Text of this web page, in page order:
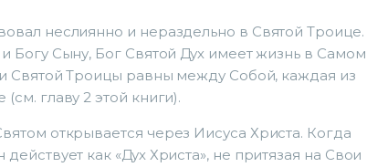
неслиянно и нераздельно в Святой Троице.
Богу Сыну, Бог Святой Дух имеет жизнь в Самом
Святой Троицы равны между Собой, каждая из
главу 2 этой книги).
открывается через Иисуса Христа. Когда
как «Дух Христа», не притязая на Свои